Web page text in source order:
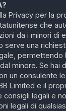
Privacy per la
che
da i minori di
serve una
permettendo
minore. Se hai
un consulente
Limited e il
consigli legali e
legali di